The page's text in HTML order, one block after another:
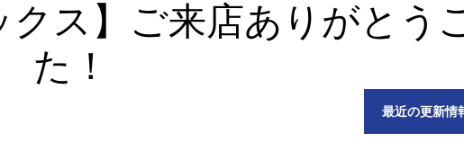
クス】ご来店ありがとう
た！
最近の更新情